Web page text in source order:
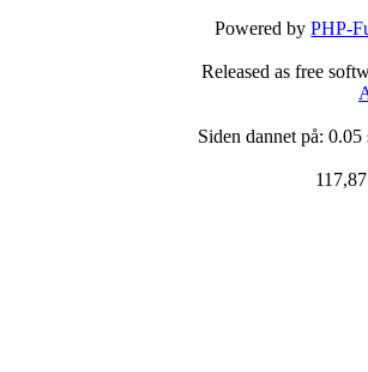
Powered byPHP-
Released as free
Siden dannet på: